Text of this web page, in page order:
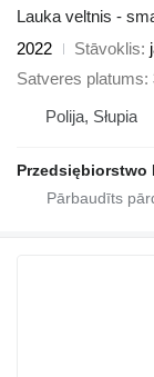
Lauka veltnis -
2022
Stāvoklis
Satveres platums
Polija, Słupia